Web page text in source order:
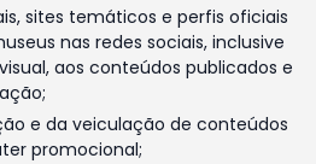
sites temáticos e perfis oficiais
nas redes sociais, inclusive
aos conteúdos publicados e
e da veiculação de conteúdos
promocional;